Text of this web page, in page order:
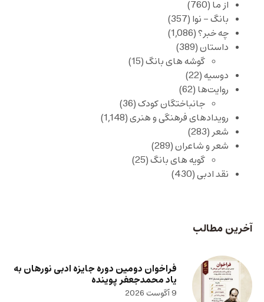
از ما (760)
بانگ – نوا (357)
چه خبر؟(1,086)
داستان(389)
گوشه های بانگ(15)
دوسیه(22)
روایت‌ها (62)
جانباختگان کودک(36)
رویدادهای فرهنگی و هنری(1,148)
شعر(283)
شعر و شاعران(289)
گویه های بانگ(25)
نقد ادبی(430)
آخرین مطالب
فراخوان دومین دوره جایزه ادبی نورهان به
یاد محمدجعفر پوینده
9 آگوست 2026